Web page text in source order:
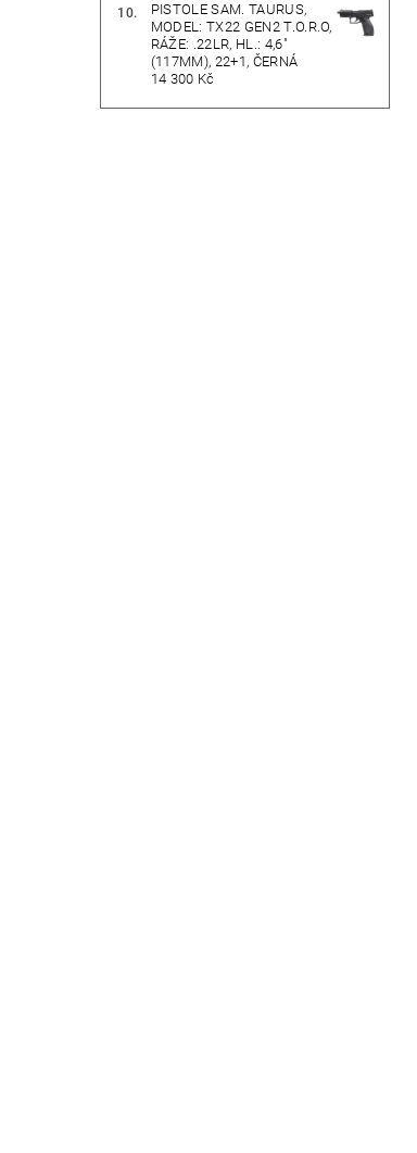
PISTOLE SAM. TAURUS,
MODEL: TX22 GEN2 T.O.R.O,
RÁŽE: .22LR, HL.: 4,6"
(117MM), 22+1, ČERNÁ
14 300 Kč